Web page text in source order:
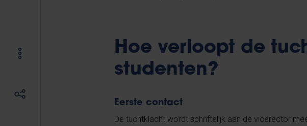
Hoe verloopt de
studenten?
Eerste contact
De tuchtklacht wordt schriftelijk aan de vicerector